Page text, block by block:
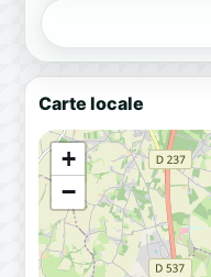
Carte locale
+
−